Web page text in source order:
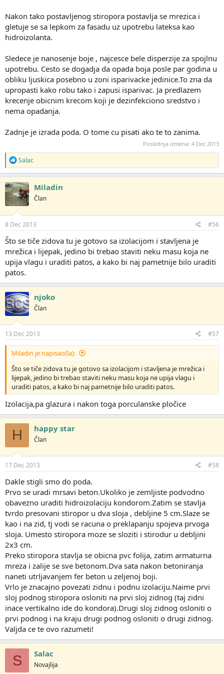
Nakon tako postavljenog stiropora postavlja se mrezica i
gletuje se sa lepkom za fasadu uz upotrebu lateksa kao
hidroizolanta.
Sledece je nanosenje boje , najcesce bele disperzije za spojlnu
upotrebu. Cesto se dogadja da opada boja posle par godina u
obliku ljuskica posebno u zoni isparivacke jedinice.To zna da
upropasti kako robu tako i zapusi isparivac. Ja predlazem
krecenje obicnim krecom koji je dezinfekciono sredstvo i
nema opadanja.
Zadnje je izrada poda. O tome cu pisati ako te to zanima.
Poslednja izmena: 4 Dec 2013
R
e
a
g
o
v
a
n
j
:
Salac
Miladin
Član
8 Dec 2013 #56
Što se tiče zidova tu je gotovo sa izolacijom i stavljena je
mrežica i lijepak, jedino bi trebao staviti neku masu koja ne
upija vlagu i uraditi patos, a kako bi naj pametnije bilo uraditi
patos.
njoko
Član
13 Dec 2013 #57
Miladin je napisao(la):
Što se tiče zidova tu je gotovo sa izolacijom i stavljena je mrežica i
lijepak, jedino bi trebao staviti neku masu koja ne upija vlagu i
uraditi patos, a kako bi naj pametnije bilo uraditi patos.
Izolacija,pa glazura i nakon toga porculanske pločice
H happy star
Član
17 Dec 2013 #58
Dakle stigli smo do poda.
Prvo se uradi mrsavi beton.Ukoliko je zemljiste podvodno
obavezno uraditi hidroizolaciju kondorom.Zatim se stavlja
tvrdo presovani stiropor u dva sloja , debljine 5 cm.Slaze se
kao i na zid, tj vodi se racuna o preklapanju spojeva prvoga
sloja. Umesto stiropora moze se sloziti i stirodur u debljini
2x3 cm.
Preko stiropora stavlja se obicna pvc folija, zatim armaturna
mreza i zalije se sve betonom.Dva sata nakon betoniranja
naneti utrljavanjem fer beton u zeljenoj boji.
Vrlo je znacajno povezati zidnu i podnu izolaciju.Naime prvi
sloj podnog stiropora osloniti na prvi sloj zidnog (taj zidni
inace vertikalno ide do kondora).Drugi sloj zidnog osloniti o
prvi podnog i na kraju drugi podnog osloniti o drugi zidnog.
Valjda ce te ovo razumeti!
S Salac
Novajlija